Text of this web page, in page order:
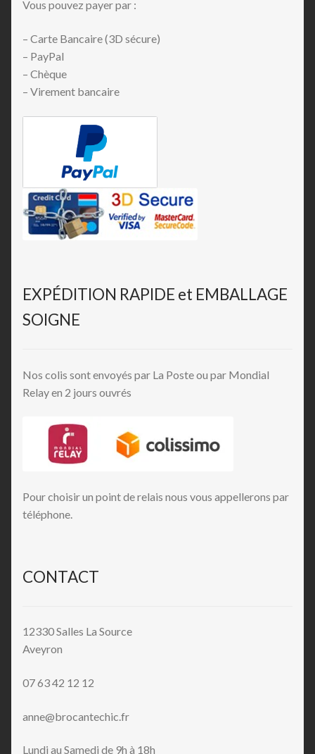
Vous pouvez payer par :
– Carte Bancaire (3D sécure)
– PayPal
– Chèque
– Virement bancaire
EXPÉDITION RAPIDE et EMBALLAGE
SOIGNE
Nos colis sont envoyés par La Poste ou par Mondial
Relay en 2 jours ouvrés
Pour choisir un point de relais nous vous appellerons par
téléphone.
CONTACT
12330 Salles La Source
Aveyron
07 63 42 12 12
anne@brocantechic.fr
Lundi au Samedi de 9h à 18h